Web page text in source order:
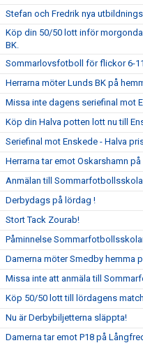
Stefan och Fredrik nya
Köp din 50/50 lott inför
BK.
Sommarlovsfotboll för flickor 6-
Herrarna möter Lunds BK på
Missa inte dagens seriefinal mot
Köp din Halva potten lott nu till
Seriefinal mot Enskede - Halva
Herrarna tar emot Oskarshamn
Anmälan till
Derbydags på lördag !
Stort Tack Zourab!
Påminnelse
Damerna möter Smedby hemma
Missa inte att anmäla till
Köp 50/50 lott till lördagens
Nu är Derbybiljetterna släppta!
Damerna tar emot P18 på